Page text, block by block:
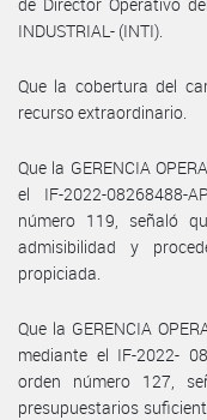
INDUSTRIAL- (INTI).
Que la cobertura del
recurso extraordinario.
Que la GERENCIA
el IF-2022-08268488-
número 119, señaló
admisibilidad y
propiciada.
Que la GERENCIA
mediante el IF-2022-
orden número 127,
presupuestarios